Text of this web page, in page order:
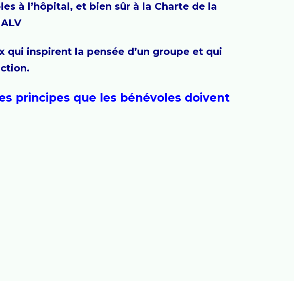
à l’hôpital, et bien sûr à la Charte de la
inspirent la pensée d’un groupe et qui
principes que les bénévoles doivent